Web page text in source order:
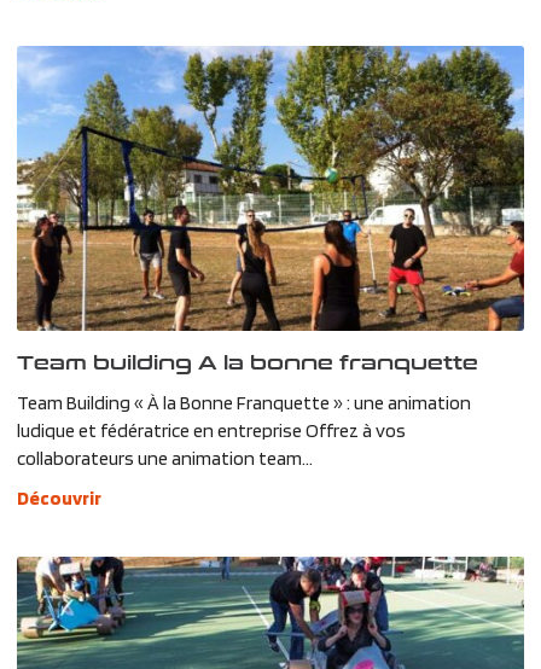
Team building A la bonne franquette
Team Building « À la Bonne Franquette » : une animation
ludique et fédératrice en entreprise Offrez à vos
collaborateurs une animation team...
Découvrir